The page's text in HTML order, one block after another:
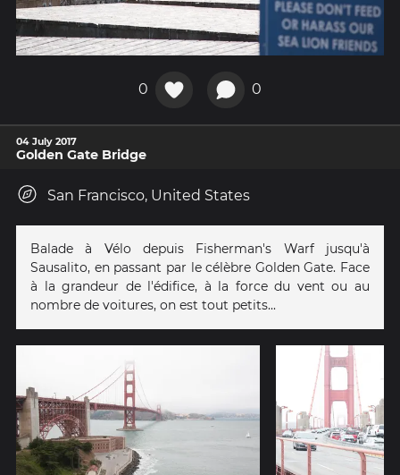
0 0
04 July 2017
Golden Gate Bridge
San Francisco, United States
Balade à Vélo depuis Fisherman's Warf jusqu'à
Sausalito, en passant par le célèbre Golden Gate. Face
à la grandeur de l'édifice, à la force du vent ou au
nombre de voitures, on est tout petits...